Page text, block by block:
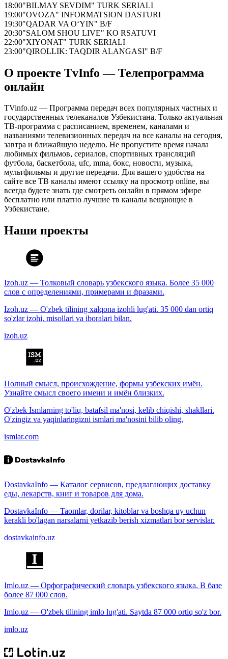
18:00"BILMAY SEVDIM" TURK SERIALI
19:00"OVOZA" INFORMATSION DASTURI
19:30"QADAR VA O‘YIN" B/F
20:30"SALOM SHOU LIVE" KO RSATUVI
22:00"XIYONAT" TURK SERIALI
23:00"QIROLLIK: TAQDIR ALANGASI" B/F
О проекте TvInfo — Телепрограмма
онлайн
TVinfo.uz — Программа передач всех популярных частных и
государственных телеканалов Узбекистана. Только актуальная
ТВ-программа с расписанием, временем, каналами и
названиями телевизионных передач на все каналы на сегодня,
завтра и ближайшую неделю. Не пропустите время начала
любимых фильмов, сериалов, спортивных трансляций
футбола, баскетбола, ufc, mma, бокс, новости, музыка,
мультфильмы и другие передачи. Для вашего удобства на
сайте все ТВ каналы имеют ссылку на просмотр online, вы
всегда будете знать где смотреть онлайн в прямом эфире
бесплатно или платно лучшие тв каналы вещающие в
Узбекистане.
Наши проекты
Izoh.uz — Толковый словарь узбекского языка. Более 35 000
слов с определениями, примерами и фразами.
Izoh.uz — O'zbek tilining xalqona izohli lug'ati. 35 000 dan ortiq
so'zlar izohi, misollari va iboralari bilan.
izoh.uz
Полный смысл, происхождение, формы узбекских имён.
Узнайте смысл своего имени и имён близких.
O'zbek Ismlarning to'liq, batafsil ma'nosi, kelib chiqishi, shakllari.
O'zingiz va yaqinlaringizni ismlari ma'nosini bilib oling.
ismlar.com
DostavkaInfo — Каталог сервисов, предлагающих доставку
еды, лекарств, книг и товаров для дома.
DostavkaInfo — Taomlar, dorilar, kitoblar va boshqa uy uchun
kerakli bo'lagan narsalarni yetkazib berish xizmatlari bor servislar.
dostavkainfo.uz
Imlo.uz — Орфографический словарь узбекского языка. В базе
более 87 000 слов.
Imlo.uz — O'zbek tilining imlo lug'ati. Saytda 87 000 ortiq so'z bor.
imlo.uz